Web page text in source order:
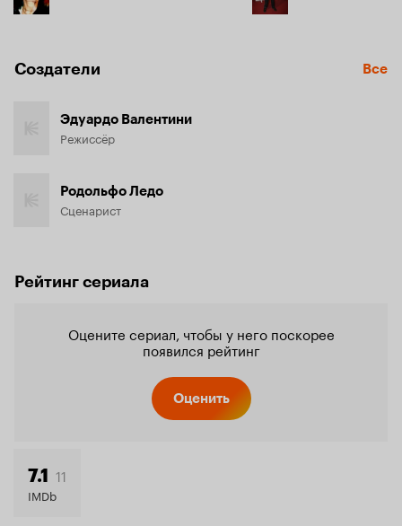
Создатели Все
Эдуардо Валентини
Режиссёр
Родольфо Ледо
Сценарист
Рейтинг сериала
Оцените сериал, чтобы у него поскорее
появился рейтинг
Оценить
7.1 11
IMDb